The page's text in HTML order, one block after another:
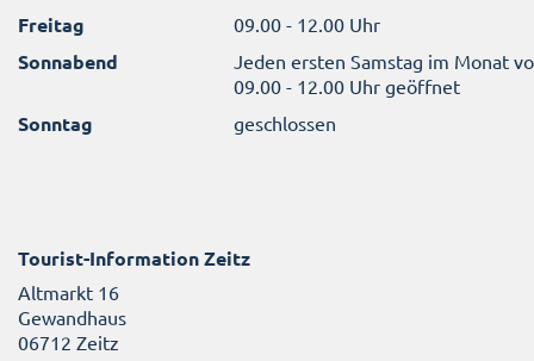
Freitag 09.00 - 12.00 Uhr
Sonnabend
Jeden ersten Samstag im Monat
09.00 - 12.00 Uhr geöffnet
Sonntag geschlossen
Tourist-Information Zeitz
Altmarkt 16
Gewandhaus
06712 Zeitz